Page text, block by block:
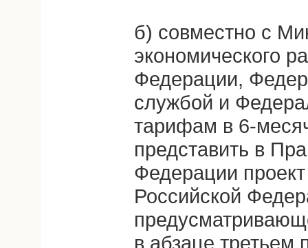
б) совместно с
экономического
Федерации,
службой и
тарифам в 6-
представить в
Федерации
Российской
в абзаце третьем